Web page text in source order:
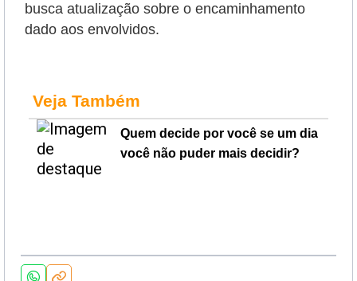
busca atualização sobre o encaminhamento
dado aos envolvidos.
Veja Também
Quem decide por você se um dia
você não puder mais decidir?